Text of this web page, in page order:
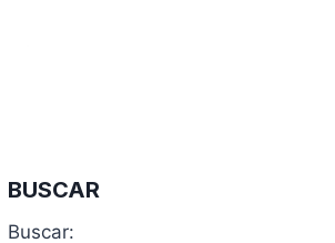
BUSCAR
Buscar: